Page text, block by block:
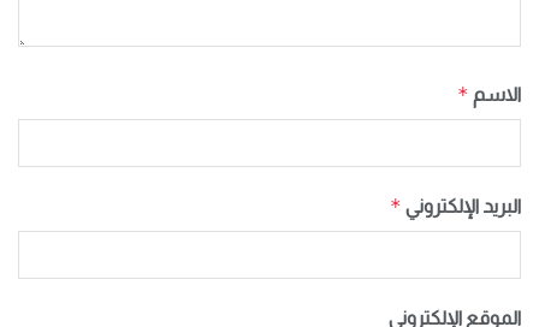
الاسم*
البريد الإلكتروني*
الموقع الإلكتروني